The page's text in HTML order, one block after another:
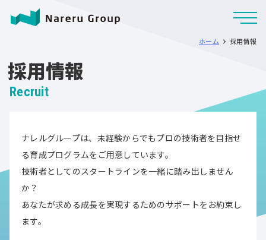
ホーム 採用情報
採用情報
Recruit
ナレルグループは、未経験からでもプロの技術者を目指せ
る育成プログラムをご用意しています。
技術者としてのスタートラインを一緒に踏み出しません
か？
あなたが求める成長を実現するためのサポートをお約束し
ます。